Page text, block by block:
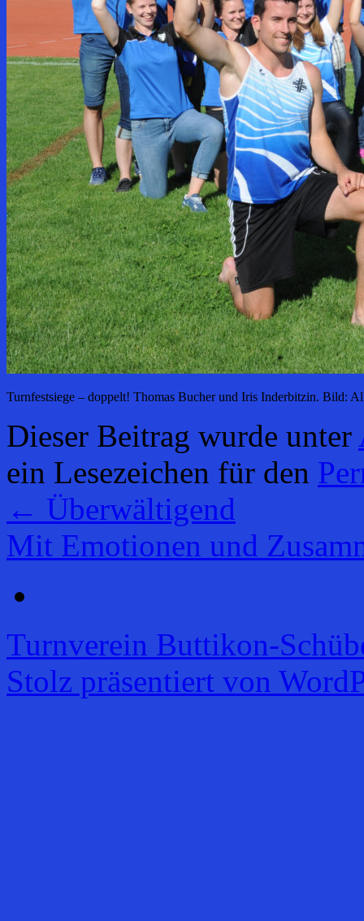
Turnfestsiege – doppelt! Thomas Bucher und Iris Inderbitzin. Bild:
Dieser Beitrag wurde unter
ein Lesezeichen für den
← Überwältigend
Mit Emotionen und
Turnverein Buttikon-
Stolz präsentiert von